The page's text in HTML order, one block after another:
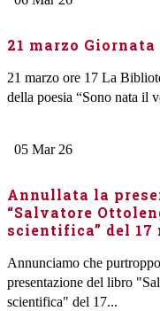
21 marzo
21 marzo ore 17 La
della poesia “Sono nata il
05 Mar 26
Annullata la
“Salvatore
scientifica” del 17
Annunciamo che
presentazione del libro
scientifica" del 17...